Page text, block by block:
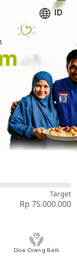
ID
Target
Rp 75.000.000
Doa Orang Baik